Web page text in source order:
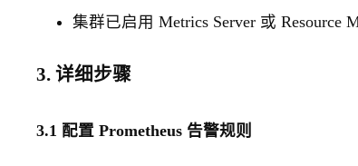
集群已启用 Metrics Server 或 Resource
3. 详细步骤
3.1 配置 Prometheus 告警规则